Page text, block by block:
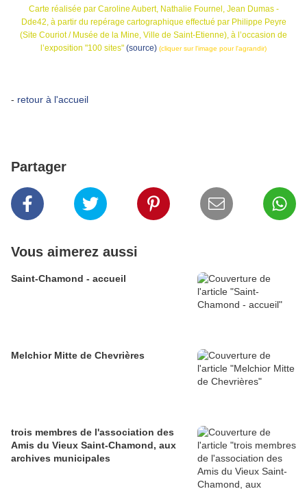
Carte réalisée par Caroline Aubert, Nathalie Fournel, Jean Dumas -
Dde42, à partir du repérage cartographique effectué par Philippe Peyre
(Site Couriot / Musée de la Mine, Ville de Saint-Etienne), à l’occasion de
l’exposition "100 sites" (source) (cliquer sur l'image pour l'agrandir)
- retour à l'accueil
Partager
Vous aimerez aussi
Saint-Chamond - accueil
Melchior Mitte de Chevrières
trois membres de l'association des
Amis du Vieux Saint-Chamond, aux
archives municipales